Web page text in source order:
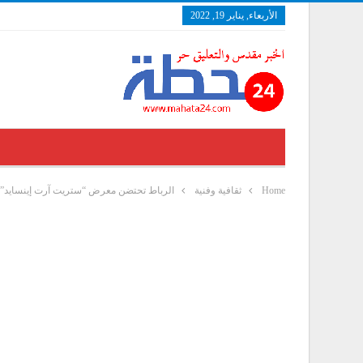
الأربعاء, يناير 19, 2022
Home ثقافية وفنية الرباط تحتضن معرض “ستريت آرت إينسايد” لفن